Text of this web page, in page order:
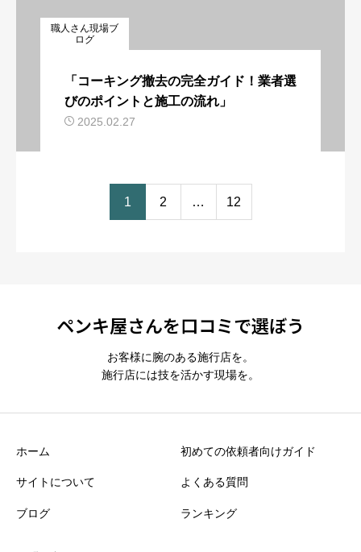
職人さん現場ブ
ログ
「コーキング撤去の完全ガイド！業者選
びのポイントと施工の流れ」
2025.02.27
1 2 … 12
ペンキ屋さんを口コミで選ぼう
お客様に腕のある施行店を。
施行店には技を活かす現場を。
ホーム
サイトについて
ブログ
初めての依頼者向けガイド
よくある質問
ランキング